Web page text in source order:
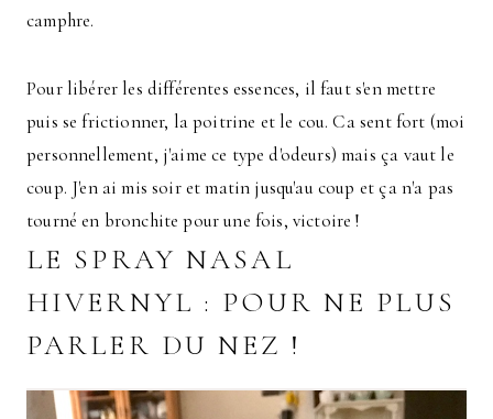
camphre.
Pour libérer les différentes essences, il faut s'en mettre
puis se frictionner, la poitrine et le cou. Ca sent fort (moi
personnellement, j'aime ce type d'odeurs) mais ça vaut le
coup. J'en ai mis soir et matin jusqu'au coup et ça n'a pas
tourné en bronchite pour une fois, victoire !
LE SPRAY NASAL
HIVERNYL : POUR NE PLUS
PARLER DU NEZ !